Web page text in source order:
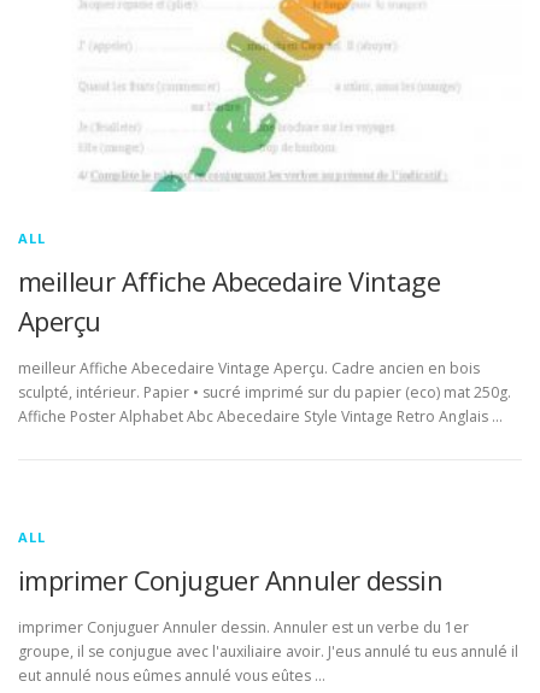
ALL
meilleur Affiche Abecedaire Vintage
Aperçu
meilleur Affiche Abecedaire Vintage Aperçu. Cadre ancien en bois
sculpté, intérieur. Papier • sucré imprimé sur du papier (eco) mat 250g.
Affiche Poster Alphabet Abc Abecedaire Style Vintage Retro Anglais …
ALL
imprimer Conjuguer Annuler dessin
imprimer Conjuguer Annuler dessin. Annuler est un verbe du 1er
groupe, il se conjugue avec l'auxiliaire avoir. J'eus annulé tu eus annulé il
eut annulé nous eûmes annulé vous eûtes …